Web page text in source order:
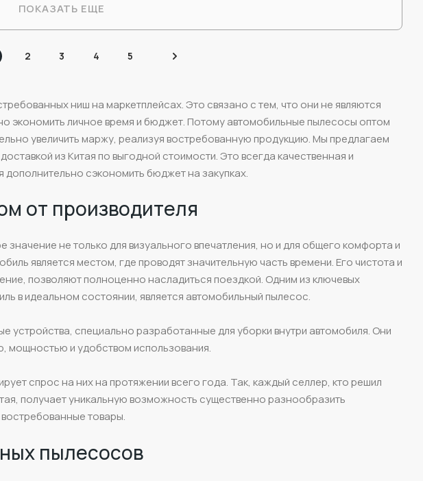
ПОКАЗАТЬ ЕЩЕ
2 3 4 5
ниш на маркетплейсах. Это связано с тем, что они не являются
экономить личное время и бюджет. Потому автомобильные пылесосы оптом
увеличить маржу, реализуя востребованную продукцию. Мы предлагаем
из Китая по выгодной стоимости. Это всегда качественная и
сэкономить бюджет на закупках.
от производителя
не только для визуального впечатления, но и для общего комфорта и
является местом, где проводят значительную часть времени. Его чистота и
позволяют полноценно насладиться поездкой. Одним из ключевых
в идеальном состоянии, является автомобильный пылесос.
специально разработанные для уборки внутри автомобиля. Они
мощностью и удобством использования.
спрос на них на протяжении всего года. Так, каждый селлер, кто решил
получает уникальную возможность существенно разнообразить
товары.
пылесосов